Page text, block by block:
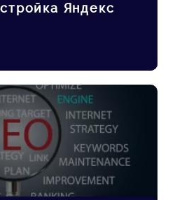
Яндекс